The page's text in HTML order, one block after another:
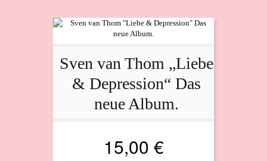
Varianten
auf.
Optionen
können
auf
der
Produktseite
Sven van Thom „Liebe
& Depression“ Das
neue Album.
15,00 €